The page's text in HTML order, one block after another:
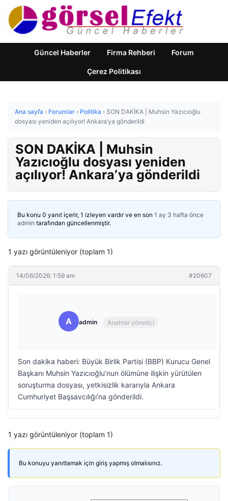
Güncel Haberler Firma Rehberi Forum
Çerez Politikası
Ana sayfa › Forumlar › Politika › SON DAKİKA | Muhsin Yazıcıoğlu
dosyası yeniden açılıyor! Ankara’ya gönderildi
SON DAKİKA | Muhsin
Yazıcıoğlu dosyası yeniden
açılıyor! Ankara’ya gönderildi
Bu konu 0 yanıt içerir, 1 izleyen vardır ve en son 1 ay 3 hafta önce
admin tarafından güncellenmiştir.
1 yazı görüntüleniyor (toplam 1)
14/06/2026: 1:59 am #20607
A admin Anahtar yönetici
Son dakika haberi: Büyük Birlik Partisi (BBP) Kurucu Genel
Başkanı Muhsin Yazıcıoğlu’nun ölümüne ilişkin yürütülen
soruşturma dosyası, yetkisizlik kararıyla Ankara
Cumhuriyet Başsavcılığı’na gönderildi.
1 yazı görüntüleniyor (toplam 1)
Bu konuyu yanıtlamak için giriş yapmış olmalısınız.